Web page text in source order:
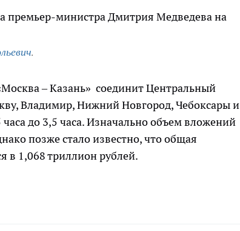
премьер-министра Дмитрия Медведева на
.
– Казань» соединит Центральный
Владимир, Нижний Новгород, Чебоксары и
до 3,5 часа. Изначально объем вложений
позже стало известно, что общая
в 1,068 триллион рублей.